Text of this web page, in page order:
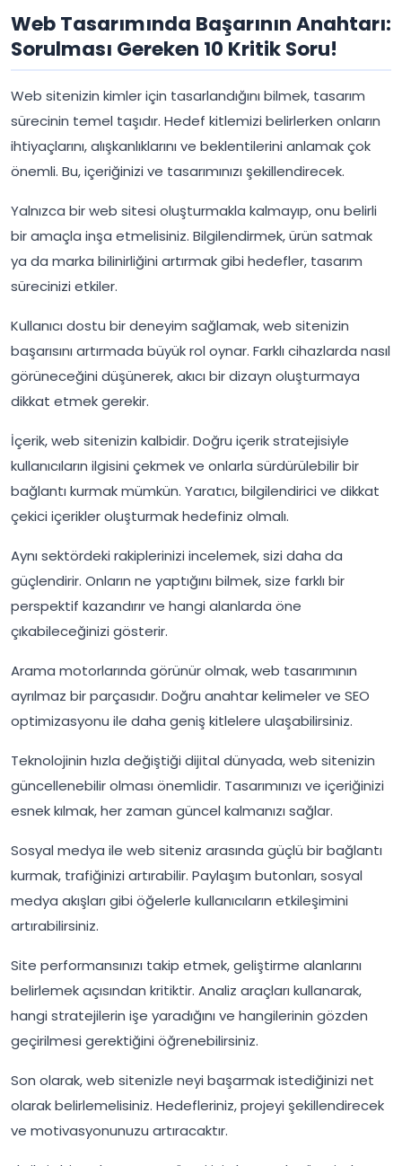
Web Tasarımında Başarının Anahtarı:
Sorulması Gereken 10 Kritik Soru!
Web sitenizin kimler için tasarlandığını bilmek, tasarım
sürecinin temel taşıdır. Hedef kitlemizi belirlerken onların
ihtiyaçlarını, alışkanlıklarını ve beklentilerini anlamak çok
önemli. Bu, içeriğinizi ve tasarımınızı şekillendirecek.
Yalnızca bir web sitesi oluşturmakla kalmayıp, onu belirli
bir amaçla inşa etmelisiniz. Bilgilendirmek, ürün satmak
ya da marka bilinirliğini artırmak gibi hedefler, tasarım
sürecinizi etkiler.
Kullanıcı dostu bir deneyim sağlamak, web sitenizin
başarısını artırmada büyük rol oynar. Farklı cihazlarda nasıl
görüneceğini düşünerek, akıcı bir dizayn oluşturmaya
dikkat etmek gerekir.
İçerik, web sitenizin kalbidir. Doğru içerik stratejisiyle
kullanıcıların ilgisini çekmek ve onlarla sürdürülebilir bir
bağlantı kurmak mümkün. Yaratıcı, bilgilendirici ve dikkat
çekici içerikler oluşturmak hedefiniz olmalı.
Aynı sektördeki rakiplerinizi incelemek, sizi daha da
güçlendirir. Onların ne yaptığını bilmek, size farklı bir
perspektif kazandırır ve hangi alanlarda öne
çıkabileceğinizi gösterir.
Arama motorlarında görünür olmak, web tasarımının
ayrılmaz bir parçasıdır. Doğru anahtar kelimeler ve SEO
optimizasyonu ile daha geniş kitlelere ulaşabilirsiniz.
Teknolojinin hızla değiştiği dijital dünyada, web sitenizin
güncellenebilir olması önemlidir. Tasarımınızı ve içeriğinizi
esnek kılmak, her zaman güncel kalmanızı sağlar.
Sosyal medya ile web siteniz arasında güçlü bir bağlantı
kurmak, trafiğinizi artırabilir. Paylaşım butonları, sosyal
medya akışları gibi öğelerle kullanıcıların etkileşimini
artırabilirsiniz.
Site performansınızı takip etmek, geliştirme alanlarını
belirlemek açısından kritiktir. Analiz araçları kullanarak,
hangi stratejilerin işe yaradığını ve hangilerinin gözden
geçirilmesi gerektiğini öğrenebilirsiniz.
Son olarak, web sitenizle neyi başarmak istediğinizi net
olarak belirlemelisiniz. Hedefleriniz, projeyi şekillendirecek
ve motivasyonunuzu artıracaktır.